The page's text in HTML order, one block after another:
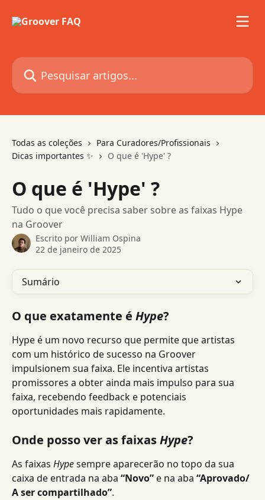
Pesquisar artigos...
Todas as coleções
Para Curadores/Profissionais
Dicas importantes ✨
O que é 'Hype' ?
O que é 'Hype' ?
Tudo o que você precisa saber sobre as faixas Hype
na Groover
Escrito por William Ospina
22 de janeiro de 2025
Sumário
O que exatamente é Hype?
Hype é um novo recurso que permite que artistas
com um histórico de sucesso na Groover
impulsionem sua faixa. Ele incentiva artistas
promissores a obter ainda mais impulso para sua
faixa, recebendo feedback e potenciais
oportunidades mais rapidamente.
Onde posso ver as faixas Hype?
As faixas Hype sempre aparecerão no topo da sua
caixa de entrada na aba “Novo” e na aba “Aprovado/
A ser compartilhado”.